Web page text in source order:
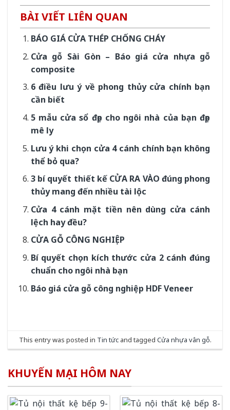
BÀI VIẾT LIÊN QUAN
BÁO GIÁ CỬA THÉP CHỐNG CHÁY
Cửa gỗ Sài Gòn – Báo giá cửa nhựa gỗ
composite
6 điều lưu ý về phong thủy cửa chính bạn
cần biết
5 mẫu cửa sổ đẹp cho ngôi nhà của bạn đẹp
mê ly
Lưu ý khi chọn cửa 4 cánh chính bạn không
thể bỏ qua?
3 bí quyết thiết kế CỬA RA VÀO đúng phong
thủy mang đến nhiều tài lộc
Cửa 4 cánh mặt tiền nên dùng cửa cánh
lệch hay đều?
CỬA GỖ CÔNG NGHIỆP
Bí quyết chọn kích thước cửa 2 cánh đúng
chuẩn cho ngôi nhà bạn
Báo giá cửa gỗ công nghiệp HDF Veneer
This entry was posted in Tin tứcand tagged Cửa nhựa vân gỗ.
KHUYẾN MẠI HÔM NAY